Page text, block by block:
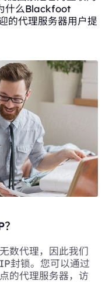
什么Blackfoot
的代理服务器用户提
数代理，因此我们
封锁。您可以通过
的代理服务器，访